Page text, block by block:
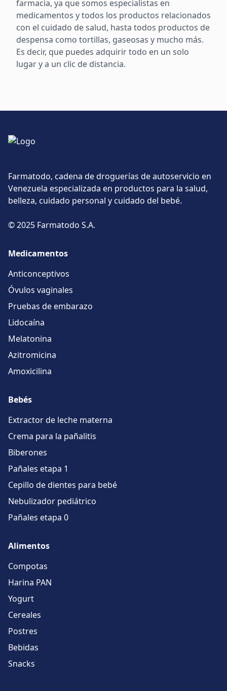
farmacia, ya que somos especialistas en
medicamentos y todos los productos relacionados
con el cuidado de salud, hasta todos productos de
despensa como tortillas, gaseosas y mucho más.
Es decir, que puedes adquirir todo en un solo
lugar y a un clic de distancia.
Farmatodo, cadena de droguerías de autoservicio en
Venezuela especializada en productos para la salud,
belleza, cuidado personal y cuidado del bebé.
© 2025 Farmatodo S.A.
Medicamentos
Anticonceptivos
Óvulos vaginales
Pruebas de embarazo
Lidocaína
Melatonina
Azitromicina
Amoxicilina
Bebés
Extractor de leche materna
Crema para la pañalitis
Biberones
Pañales etapa 1
Cepillo de dientes para bebé
Nebulizador pediátrico
Pañales etapa 0
Alimentos
Compotas
Harina PAN
Yogurt
Cereales
Postres
Bebidas
Snacks